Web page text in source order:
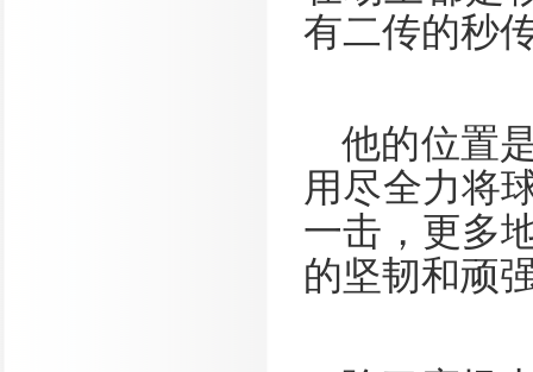
有二传的秒
他的位置
用尽全力将
一击，更多
的坚韧和顽